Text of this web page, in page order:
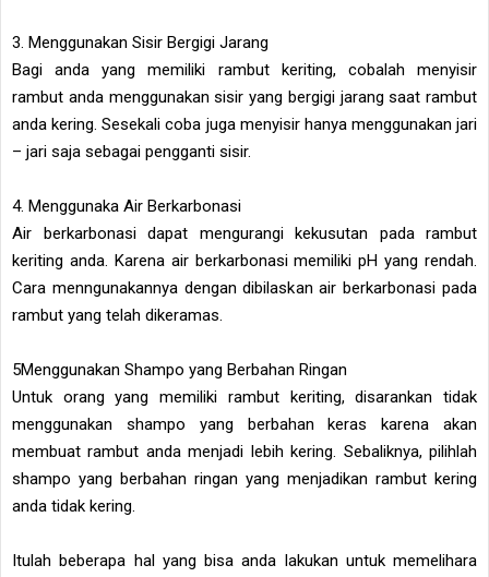
3. Menggunakan Sisir Bergigi Jarang
Bagi anda yang memiliki rambut keriting, cobalah menyisir
rambut anda menggunakan sisir yang bergigi jarang saat rambut
anda kering. Sesekali coba juga menyisir hanya menggunakan jari
– jari saja sebagai pengganti sisir.
4. Menggunaka Air Berkarbonasi
Air berkarbonasi dapat mengurangi kekusutan pada rambut
keriting anda. Karena air berkarbonasi memiliki pH yang rendah.
Cara menngunakannya dengan dibilaskan air berkarbonasi pada
rambut yang telah dikeramas.
5Menggunakan Shampo yang Berbahan Ringan
Untuk orang yang memiliki rambut keriting, disarankan tidak
menggunakan shampo yang berbahan keras karena akan
membuat rambut anda menjadi lebih kering. Sebaliknya, pilihlah
shampo yang berbahan ringan yang menjadikan rambut kering
anda tidak kering.
Itulah beberapa hal yang bisa anda lakukan untuk memelihara